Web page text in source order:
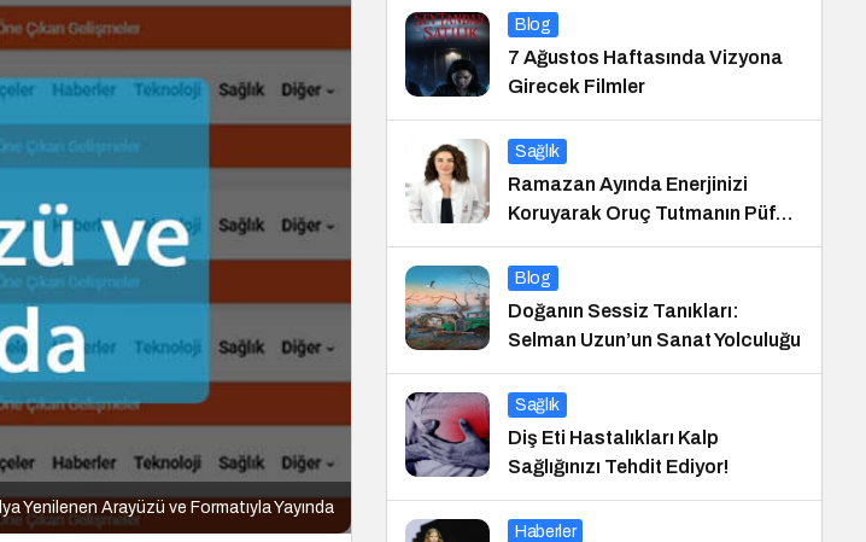
Yenilenen Arayüzü ve Formatıyla Yayında
Blog
7 Ağustos Haftasında Vizyona
Girecek Filmler
Sağlık
Ramazan Ayında Enerjinizi
Koruyarak Oruç Tutmanın Püf
Noktaları
Blog
Doğanın Sessiz Tanıkları:
Selman Uzun’un Sanat Yolculuğu
Sağlık
Diş Eti Hastalıkları Kalp
Sağlığınızı Tehdit Ediyor!
Haberler